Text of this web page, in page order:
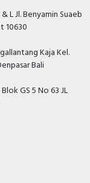
L Jl. Benyamin Suaeb
10630
Kaja Kel.
Bali
GS 5 No 63 JL